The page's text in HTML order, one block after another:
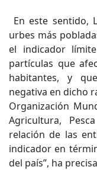
En este sentido,
urbes más
el indicador
partículas que
habitantes, y
negativa en dicho
Organización
Agricultura,
relación de las
indicador en
del país”, ha